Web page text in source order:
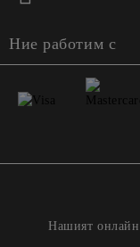
Ние работим с
Нашият онлайн